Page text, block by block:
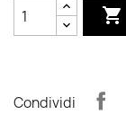

Condividi